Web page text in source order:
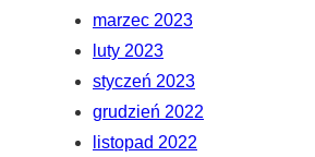
marzec 2023
luty 2023
styczeń 2023
grudzień 2022
listopad 2022